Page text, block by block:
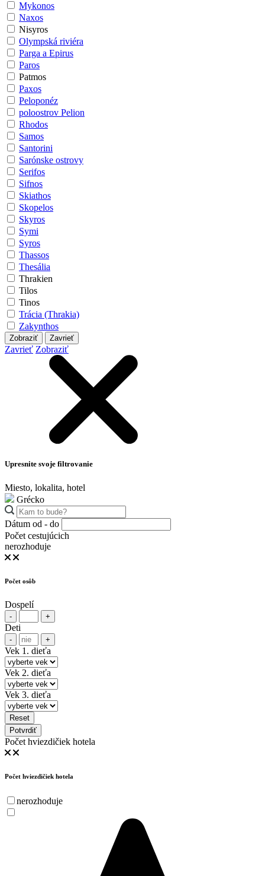
Mykonos
Naxos
Nisyros
Olympská riviéra
Parga a Epirus
Paros
Patmos
Paxos
Peloponéz
poloostrov Pelion
Rhodos
Samos
Santorini
Sarónske ostrovy
Serifos
Sifnos
Skiathos
Skopelos
Skyros
Symi
Syros
Thassos
Thesália
Thrakien
Tilos
Tinos
Trácia (Thrakia)
Zakynthos
Zobraziť Zavrieť
Zavrieť Zobraziť
Upresnite svoje filtrovanie
Miesto, lokalita, hotel
Grécko
Dátum od - do
Počet cestujúcich
nerozhoduje
Počet osôb
Dospelí
- +
Deti
- +
Vek 1. dieťa
Vek 2. dieťa
Vek 3. dieťa
Reset
Potvrdiť
Počet hviezdičiek hotela
Počet hviezdičiek hotela
nerozhoduje